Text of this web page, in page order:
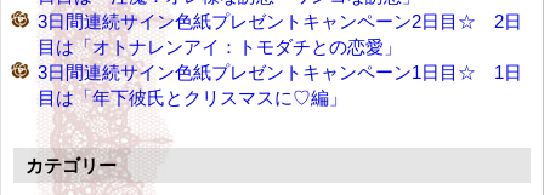
3日間連続サイン色紙プレゼントキャンペーン2日目☆ 2日
目は「オトナレンアイ：トモダチとの恋愛」
3日間連続サイン色紙プレゼントキャンペーン1日目☆ 1日
目は「年下彼氏とクリスマスに♡編」
カテゴリー